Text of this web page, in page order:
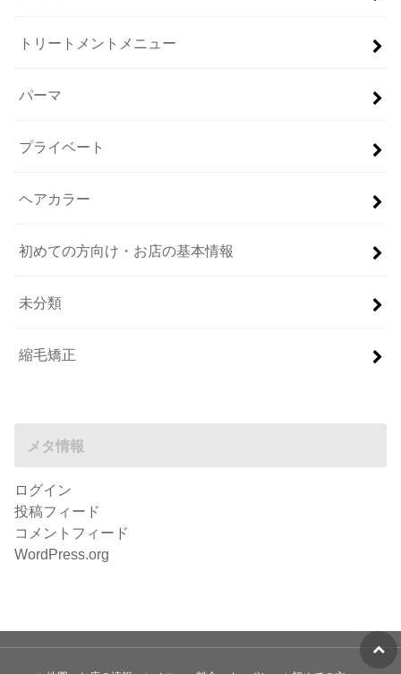
トリートメントメニュー
パーマ
プライベート
ヘアカラー
初めての方向け・お店の基本情報
未分類
縮毛矯正
メタ情報
ログイン
投稿フィード
コメントフィード
WordPress.org